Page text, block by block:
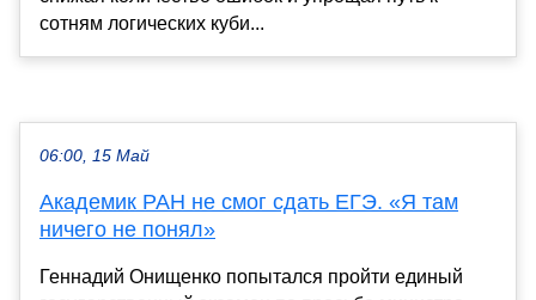
сотням логических куби...
06:00, 15 Май
Академик РАН не смог сдать ЕГЭ. «Я там
ничего не понял»
Геннадий Онищенко попытался пройти единый